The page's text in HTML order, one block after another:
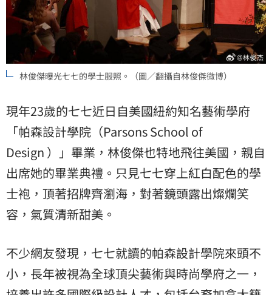
林俊傑曝光七七的學士服照。（圖／翻攝自林俊傑微博）
現年23歲的七七近日自美國紐約知名藝術學府
「帕森設計學院（Parsons School of
Design ）」畢業，林俊傑也特地飛往美國，親自
出席她的畢業典禮。只見七七穿上紅白配色的學
士袍，頂著招牌齊瀏海，對著鏡頭露出燦爛笑
容，氣質清新甜美。
不少網友發現，七七就讀的帕森設計學院來頭不
小，長年被視為全球頂尖藝術與時尚學府之一，